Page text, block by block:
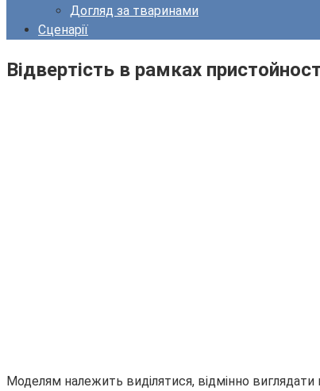
Догляд за тваринами
Сценарії
Відвертість в рамках
Моделям належить виділятися, відмінно